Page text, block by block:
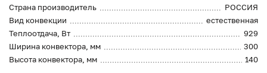
Страна производитель
РОССИЯ
Вид конвекции
естественная
Теплоотдача, Вт
929
Ширина конвектора, мм
300
Высота конвектора, мм
140